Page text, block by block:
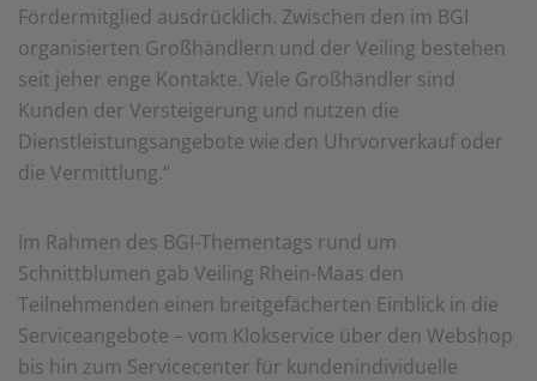
Fördermitglied ausdrücklich. Zwischen den im BGI
organisierten Großhändlern und der Veiling bestehen
seit jeher enge Kontakte. Viele Großhändler sind
Kunden der Versteigerung und nutzen die
Dienstleistungsangebote wie den Uhrvorverkauf oder
die Vermittlung.“
Im Rahmen des BGI-Thementags rund um
Schnittblumen gab Veiling Rhein-Maas den
Teilnehmenden einen breitgefächerten Einblick in die
Serviceangebote – vom Klokservice über den Webshop
bis hin zum Servicecenter für kundenindividuelle